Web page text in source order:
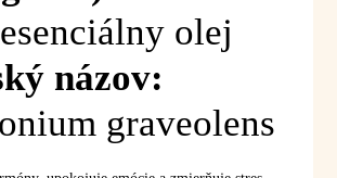
olej
názov:
graveolens